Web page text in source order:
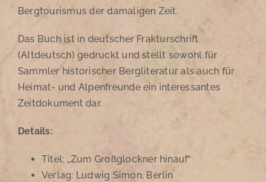
Bergtourismus der damaligen Zeit.
Das Buch ist in deutscher Frakturschrift
(Altdeutsch) gedruckt und stellt sowohl für
Sammler historischer Bergliteratur als auch für
Heimat- und Alpenfreunde ein interessantes
Zeitdokument dar.
Details:
Titel: „Zum Großglockner hinauf“
Verlag: Ludwig Simon, Berlin